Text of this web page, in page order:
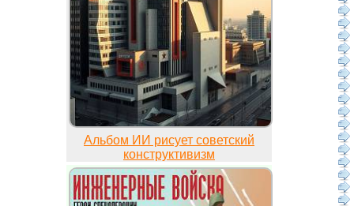
Альбом ИИ рисует советский
конструктивизм